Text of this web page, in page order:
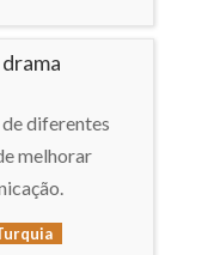
diferentes
melhorar